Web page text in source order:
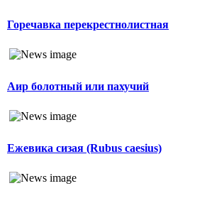
Горечавка перекрестнолистная
Аир болотный или пахучий
Ежевика сизая (Rubus caesius)